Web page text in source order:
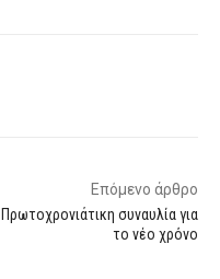
Επόμενο άρθρο
Πρωτοχρονιάτικη συναυλία για
το νέο χρόνο